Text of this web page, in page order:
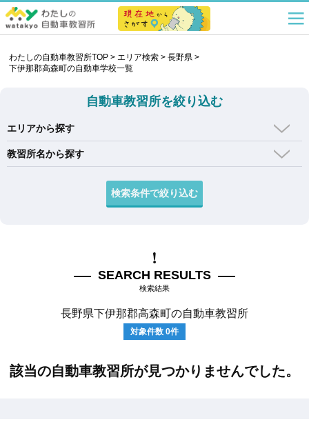
わたしの自動車教習所TOP >エリア検索 >長野県 >
下伊那郡高森町の自動車学校一覧
自動車教習所を絞り込む
エリアから探す
教習所名から探す
SEARCH RESULTS
検索結果
長野県下伊那郡高森町の自動車教習所
対象件数 0件
該当の自動車教習所が見つかりませんでした。